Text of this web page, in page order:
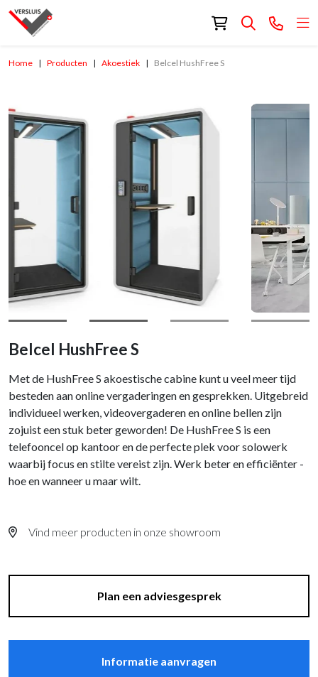
Home Producten Akoestiek Belcel HushFree S
Belcel HushFree S
Met de HushFree S akoestische cabine kunt u veel meer tijd
besteden aan online vergaderingen en gesprekken. Uitgebreid
individueel werken, videovergaderen en online bellen zijn
zojuist een stuk beter geworden! De HushFree S is een
telefooncel op kantoor en de perfecte plek voor solowerk
waarbij focus en stilte vereist zijn. Werk beter en efficiënter -
hoe en wanneer u maar wilt.
Vind meer producten in onze showroom
Plan een adviesgesprek
Informatie aanvragen